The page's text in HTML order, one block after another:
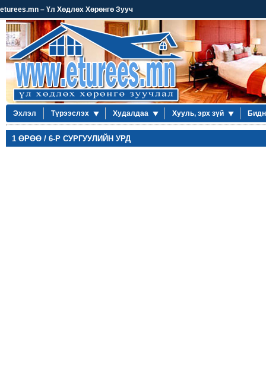
eturees.mn – Үл Хөдлөх Хөрөнгө Зууч
Эхлэл Түрээслэх Худалдаа Хууль, эрх зүй
1 ӨРӨӨ / 6-Р СУРГУУЛИЙН УРД